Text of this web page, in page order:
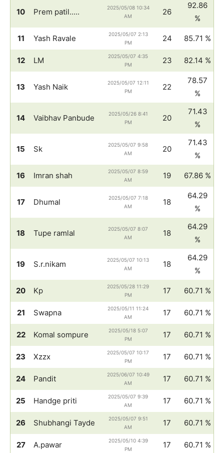
10 Prem patil.....
2025/05/08 10:34
AM
26
92.86
%
11 Yash Ravale
2025/05/07 2:13
PM
24 85.71 %
12 LM
2025/05/07 4:35
PM
23 82.14 %
13 Yash Naik
2025/05/07 12:11
PM
22
78.57
%
14 Vaibhav Panbude
2025/05/26 8:41
PM
20
71.43
%
15 Sk
2025/05/07 9:58
AM
20
71.43
%
16 Imran shah
2025/05/07 8:59
AM
19 67.86 %
17 Dhumal
2025/05/07 7:18
AM
18
64.29
%
18 Tupe ramlal
2025/05/07 8:07
AM
18
64.29
%
19 S.r.nikam
2025/05/07 10:13
AM
18
64.29
%
20 Kp
2025/05/28 11:29
PM
17 60.71 %
21 Swapna
2025/05/11 11:24
AM
17 60.71 %
22 Komal sompure
2025/05/18 5:07
PM
17 60.71 %
23 Xzzx
2025/05/07 10:17
PM
17 60.71 %
24 Pandit
2025/06/07 10:49
AM
17 60.71 %
25 Handge priti
2025/05/07 9:39
AM
17 60.71 %
26 Shubhangi Tayde
2025/05/07 9:51
AM
17 60.71 %
27 A.pawar
2025/05/10 4:39
PM
17 60.71 %